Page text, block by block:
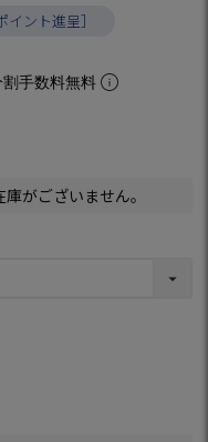
イント進呈］
割手数料無料
がございません。